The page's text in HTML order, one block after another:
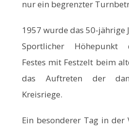
nur ein begrenzter
1957 wurde das 50-jährige
Sportlicher Höhepunkt
Festes mit Festzelt beim
das Auftreten der
Kreisriege.
Ein besonderer Tag in der